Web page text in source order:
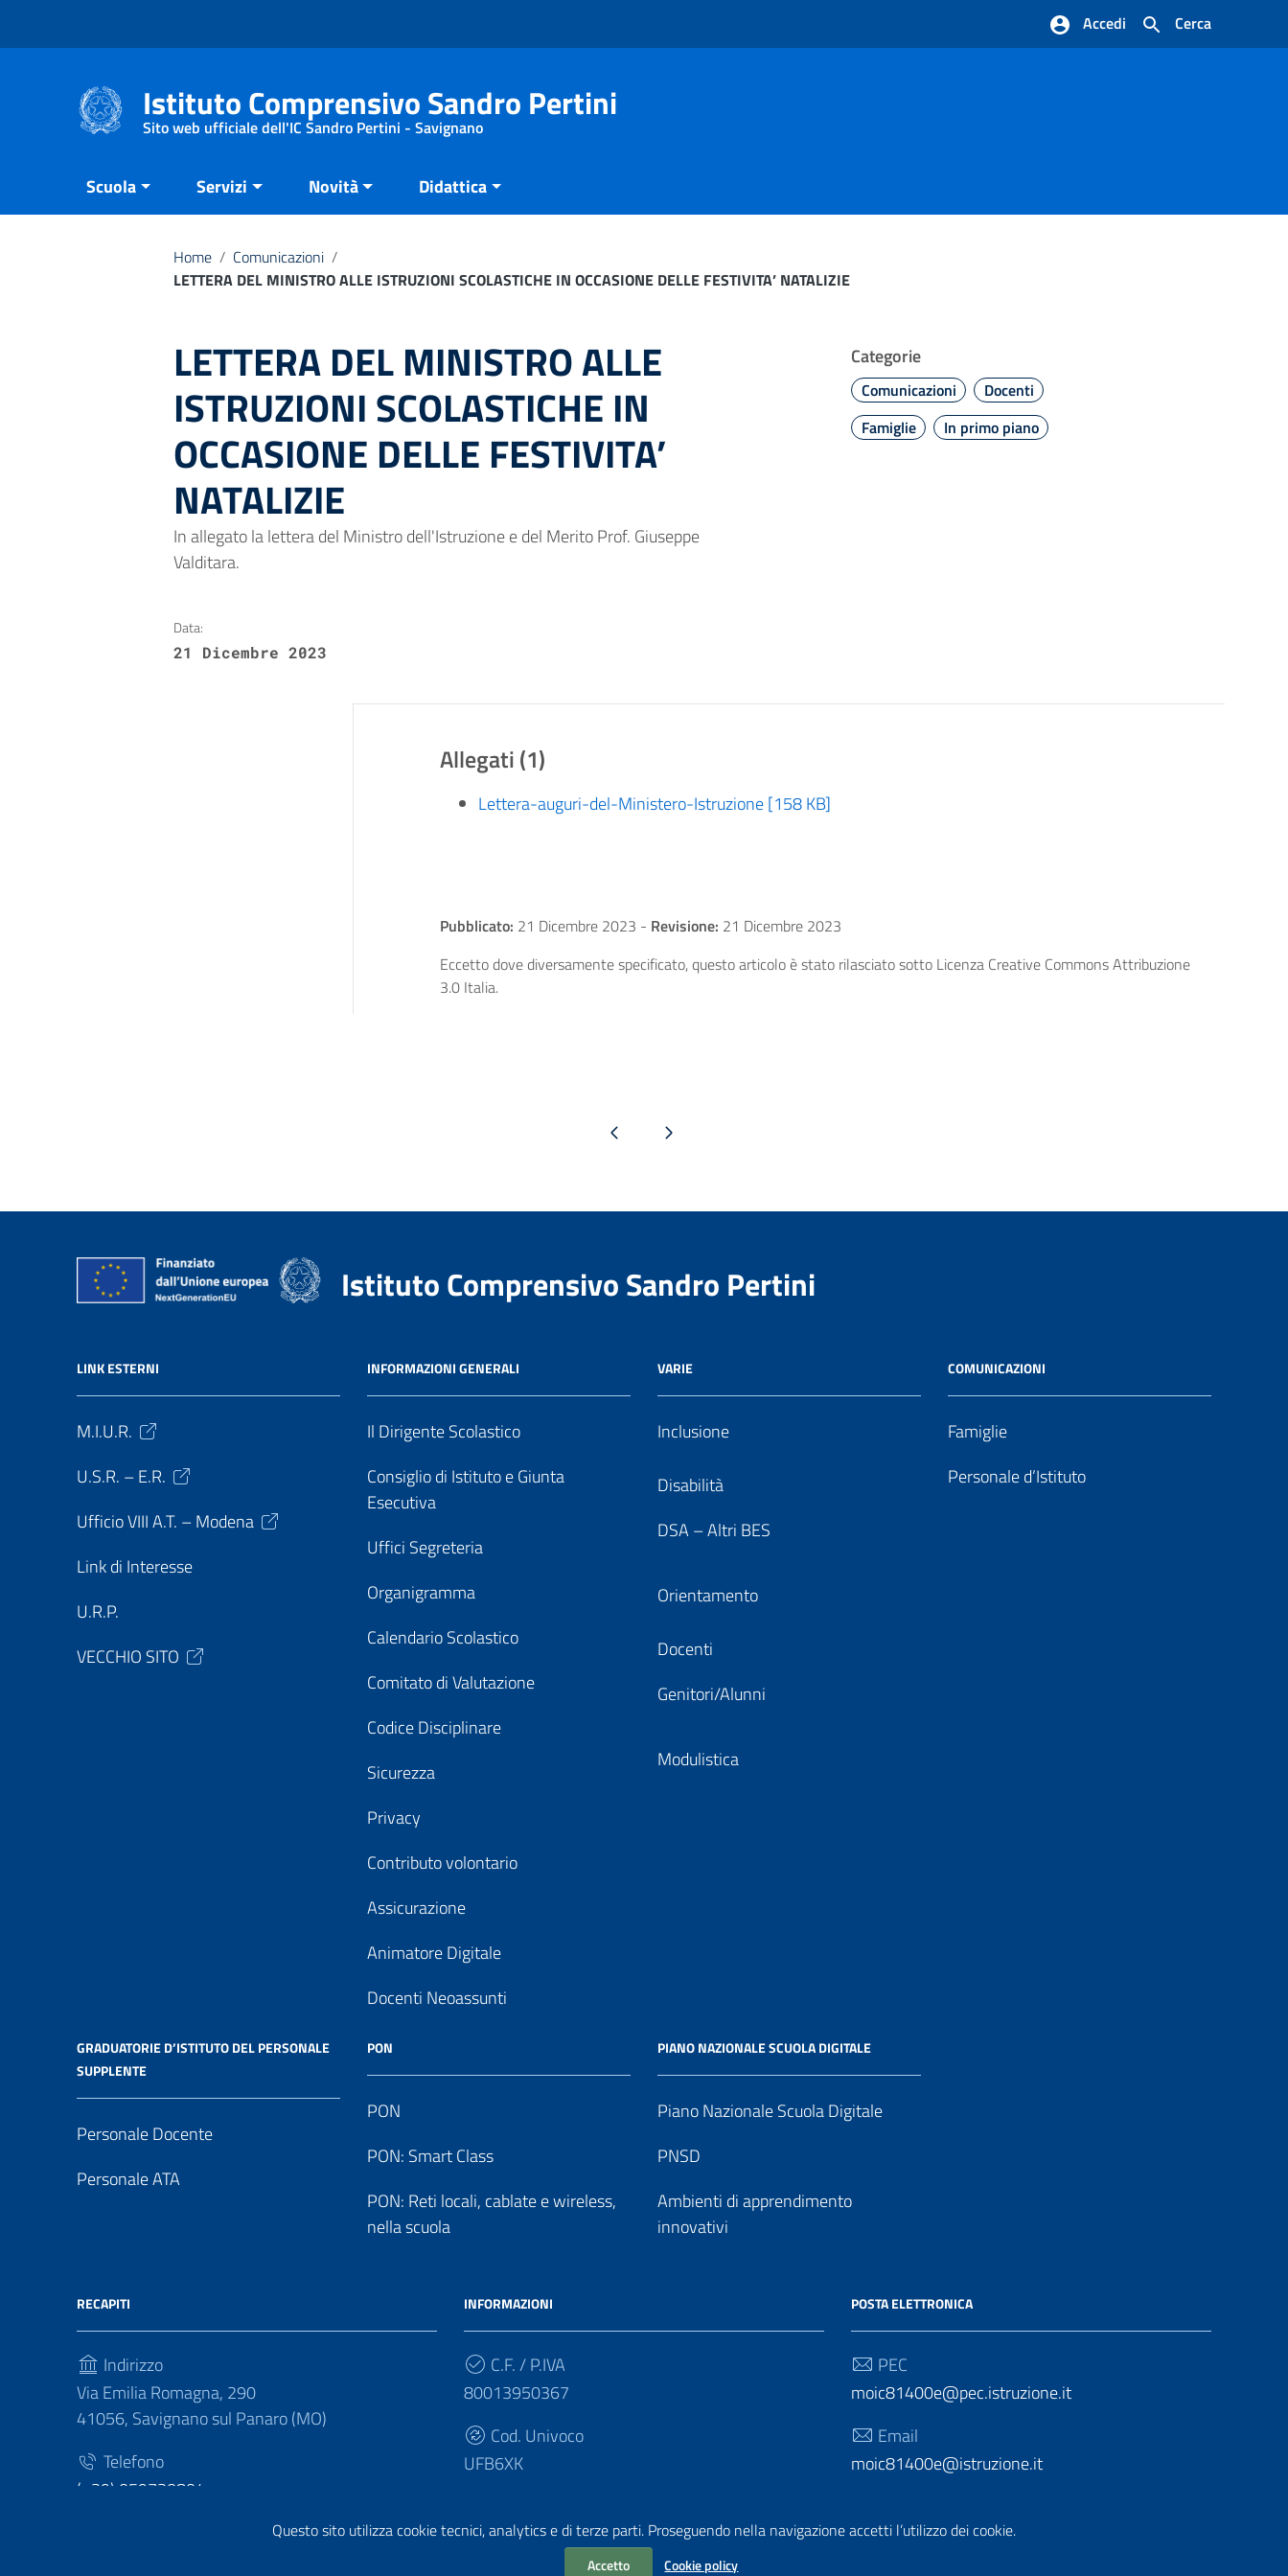
Questo sito utilizza cookie tecnici, analytics e di terze parti. Proseguendo nella navigazione accetti l’utilizzo dei cookie.
Accetto Cookie policy
Cerca
Accedi
Istituto Comprensivo Sandro Pertini
Sito web ufficiale dell'IC Sandro Pertini - Savignano
Scuola Servizi Novità Didattica
Home / Comunicazioni /
LETTERA DEL MINISTRO ALLE ISTRUZIONI SCOLASTICHE IN OCCASIONE DELLE FESTIVITA’ NATALIZIE
LETTERA DEL MINISTRO ALLE
ISTRUZIONI SCOLASTICHE IN
OCCASIONE DELLE FESTIVITA’
NATALIZIE
In allegato la lettera del Ministro dell'Istruzione e del Merito Prof. Giuseppe
Valditara.
Categorie
Comunicazioni
Docenti
Famiglie
In primo piano
Data:
21 Dicembre 2023
Allegati (1)
Lettera-auguri-del-Ministero-Istruzione [158 KB]
Pubblicato: 21 Dicembre 2023 - Revisione: 21 Dicembre 2023
Eccetto dove diversamente specificato, questo articolo è stato rilasciato sotto Licenza Creative Commons Attribuzione
3.0 Italia.
Pagina precedentePagina successiva
Istituto Comprensivo Sandro Pertini
LINK ESTERNI
M.I.U.R.
U.S.R. – E.R.
Ufficio VIII A.T. – Modena
Link di Interesse
U.R.P.
VECCHIO SITO
INFORMAZIONI GENERALI
Il Dirigente Scolastico
Consiglio di Istituto e Giunta
Esecutiva
Uffici Segreteria
Organigramma
Calendario Scolastico
Comitato di Valutazione
Codice Disciplinare
Sicurezza
Privacy
Contributo volontario
Assicurazione
Animatore Digitale
Docenti Neoassunti
VARIE
Inclusione
Disabilità
DSA – Altri BES
Orientamento
Docenti
Genitori/Alunni
Modulistica
COMUNICAZIONI
Famiglie
Personale d’Istituto
GRADUATORIE D’ISTITUTO DEL PERSONALE
SUPPLENTE
Personale Docente
Personale ATA
PON
PON
PON: Smart Class
PON: Reti locali, cablate e wireless,
nella scuola
PIANO NAZIONALE SCUOLA DIGITALE
Piano Nazionale Scuola Digitale
PNSD
Ambienti di apprendimento
innovativi
RECAPITI
Indirizzo
Via Emilia Romagna, 290
41056, Savignano sul Panaro (MO)
Telefono
(+39) 059730804
INFORMAZIONI
C.F. / P.IVA
80013950367
Cod. Univoco
UFB6XK
POSTA ELETTRONICA
PEC
moic81400e@pec.istruzione.it
Email
moic81400e@istruzione.it